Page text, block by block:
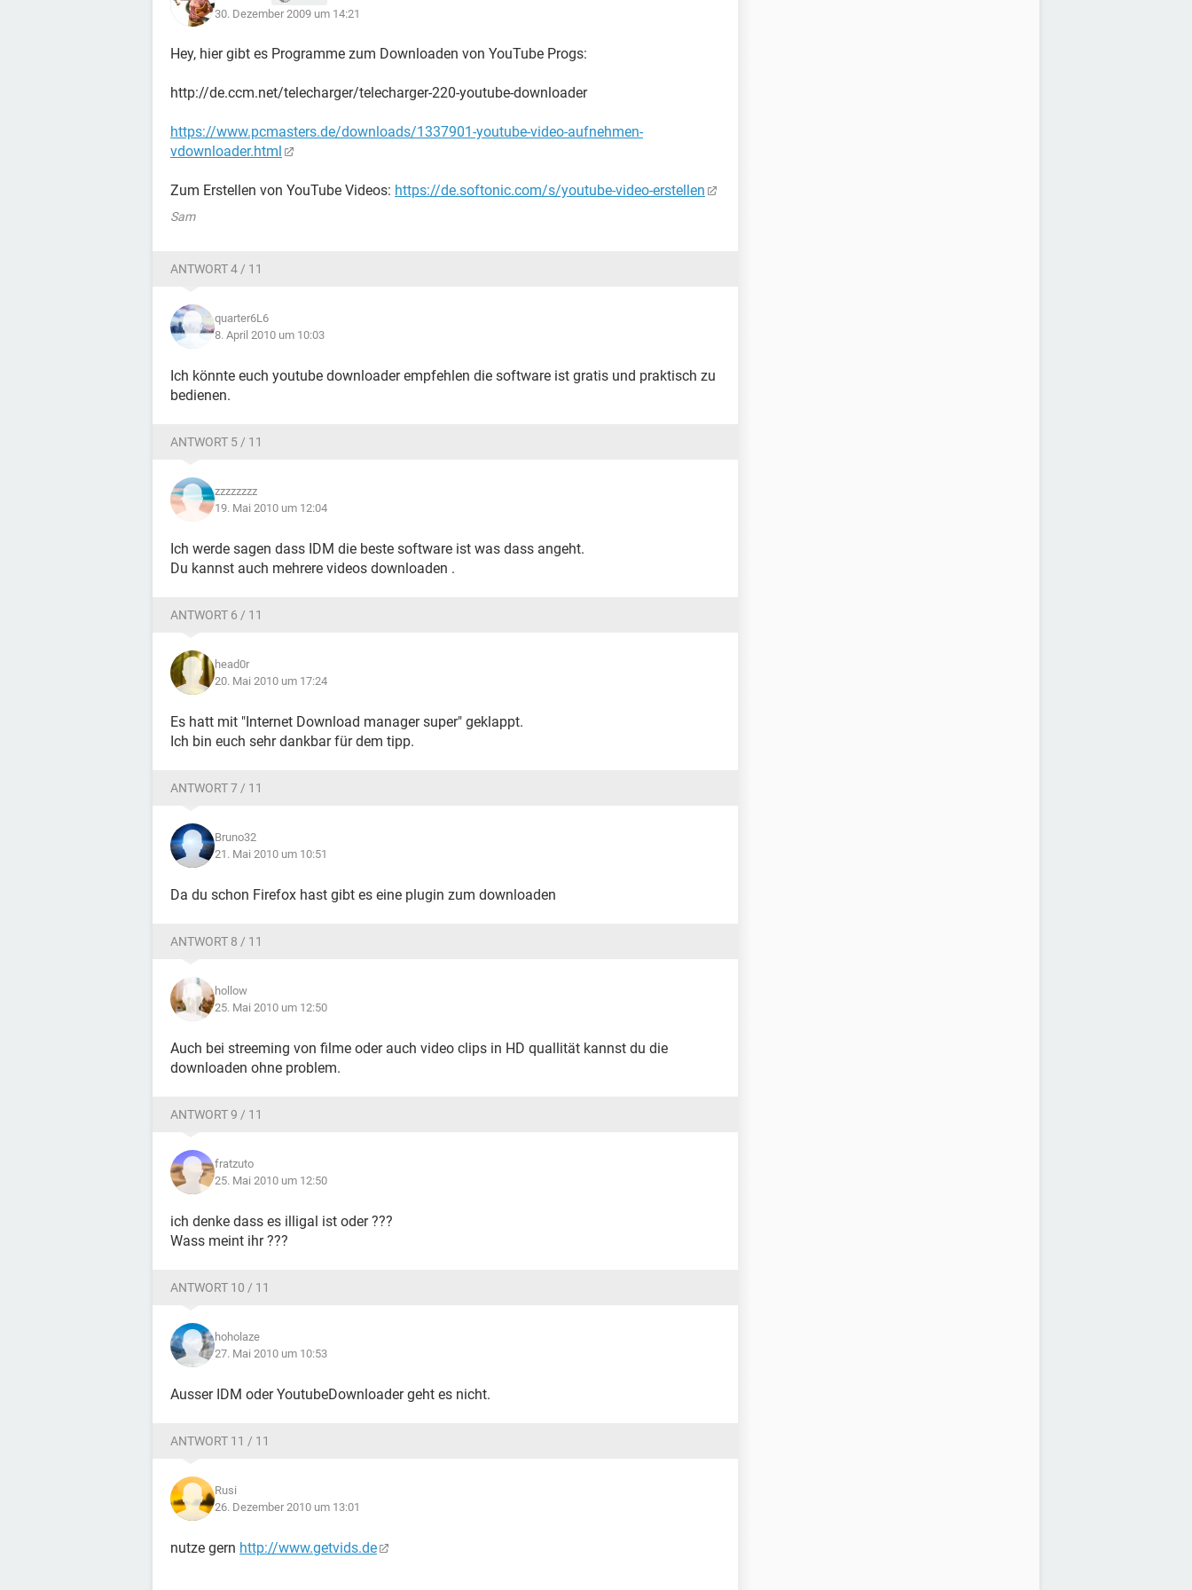
30. Dezember 2009 um 14:21
Hey, hier gibt es Programme zum Downloaden von YouTube Progs:
http://de.ccm.net/telecharger/telecharger-220-youtube-downloader
https://www.pcmasters.de/downloads/1337901-youtube-video-aufnehmen-
vdownloader.html
Zum Erstellen von YouTube Videos: https://de.softonic.com/s/youtube-video-erstellen
Sam
ANTWORT 4 / 11
quarter6L6
8. April 2010 um 10:03
Ich könnte euch youtube downloader empfehlen die software ist gratis und praktisch zu
bedienen.
ANTWORT 5 / 11
zzzzzzzz
19. Mai 2010 um 12:04
Ich werde sagen dass IDM die beste software ist was dass angeht.
Du kannst auch mehrere videos downloaden .
ANTWORT 6 / 11
head0r
20. Mai 2010 um 17:24
Es hatt mit "Internet Download manager super" geklappt.
Ich bin euch sehr dankbar für dem tipp.
ANTWORT 7 / 11
Bruno32
21. Mai 2010 um 10:51
Da du schon Firefox hast gibt es eine plugin zum downloaden
ANTWORT 8 / 11
hollow
25. Mai 2010 um 12:50
Auch bei streeming von filme oder auch video clips in HD quallität kannst du die
downloaden ohne problem.
ANTWORT 9 / 11
fratzuto
25. Mai 2010 um 12:50
ich denke dass es illigal ist oder ???
Wass meint ihr ???
ANTWORT 10 / 11
hoholaze
27. Mai 2010 um 10:53
Ausser IDM oder YoutubeDownloader geht es nicht.
ANTWORT 11 / 11
Rusi
26. Dezember 2010 um 13:01
nutze gern http://www.getvids.de